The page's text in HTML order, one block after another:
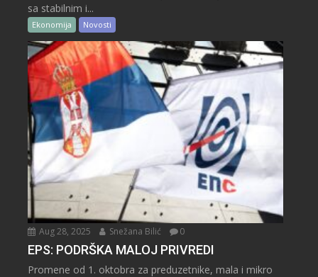
sa stabilnim i...
Ekonomija Novosti
Aug 28, 2025 Snežana Bilić 0
EPS: PODRŠKA MALOJ PRIVREDI
Promene od 1. oktobra za preduzetnike, mala i mikro